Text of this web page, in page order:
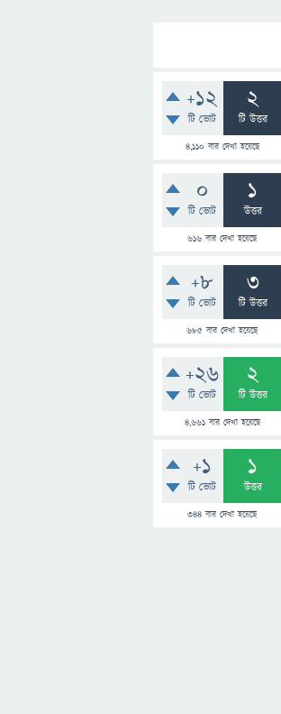
+12
টি ভোট
2
টি উত্তর
4,110 বার দেখা হয়েছে
0
টি ভোট
1
উত্তর
616 বার দেখা হয়েছে
+8
টি ভোট
3
টি উত্তর
685 বার দেখা হয়েছে
+26
টি ভোট
2
টি উত্তর
4,661বার দেখা হয়েছে
+1
টি ভোট
1
উত্তর
344 বার দেখা হয়েছে